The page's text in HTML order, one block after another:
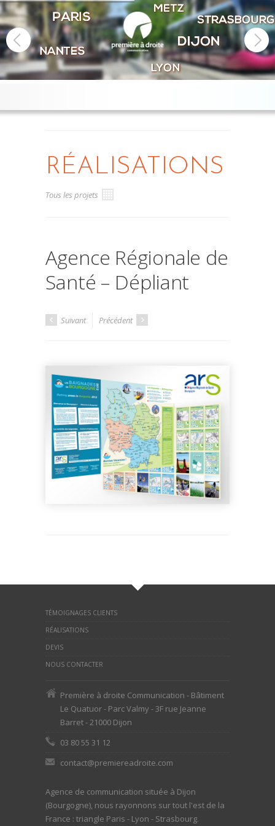
RÉALISATIONS
Tous les projets
Agence Régionale de
Santé – Dépliant
Suivant Précédent
TÉMOIGNAGES CLIENTS
RÉALISATIONS
DEVIS
NOUS CONTACTER
Première à droite Communication - Bâtiment
Le Quatuor - Parc Valmy - 3F rue Jeanne
Barret - 21000 Dijon
03 80 55 31 12
contact@premiereadroite.com
Agence de communication située à Dijon
(Bourgogne), nous rayonnons sur tout l'est de la
France : triangle Paris - Lyon - Strasbourg.